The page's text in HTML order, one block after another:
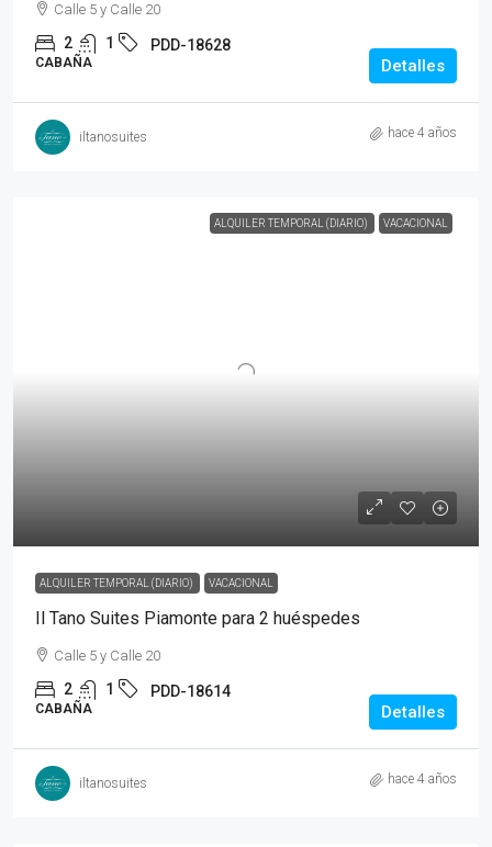
Calle 5 y Calle 20
2 1 PDD-18628
CABAÑA Detalles
iltanosuites hace 4 años
ALQUILER TEMPORAL (DIARIO) VACACIONAL
ALQUILER TEMPORAL (DIARIO) VACACIONAL
Il Tano Suites Piamonte para 2 huéspedes
Calle 5 y Calle 20
2 1 PDD-18614
CABAÑA Detalles
iltanosuites hace 4 años